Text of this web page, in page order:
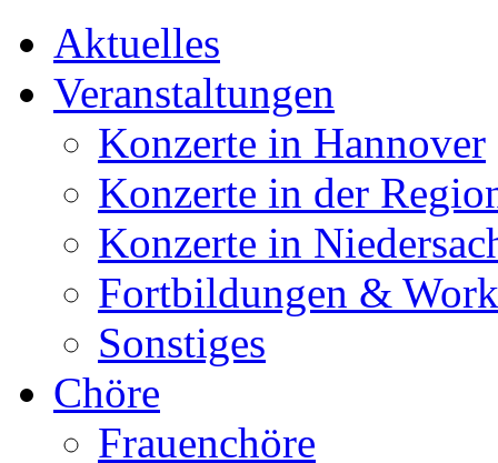
Aktuelles
Veranstaltungen
Konzerte in Hannover
Konzerte in der
Konzerte in
Fortbildungen &
Sonstiges
Chöre
Frauenchöre